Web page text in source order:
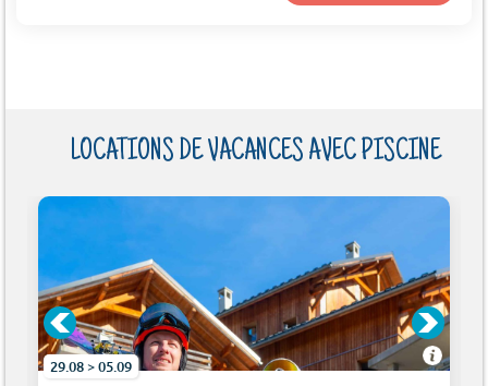
LOCATIONS DE VACANCES AVEC PISCINE
29.08 > 05.09